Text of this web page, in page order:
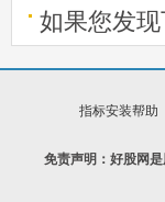
如果您发
指标安装帮助
免责声明：好股网